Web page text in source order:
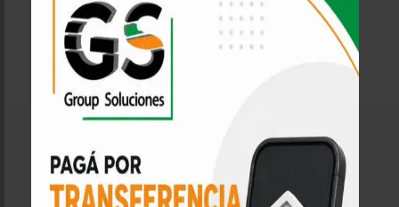
Open Demo
Newsletter Box